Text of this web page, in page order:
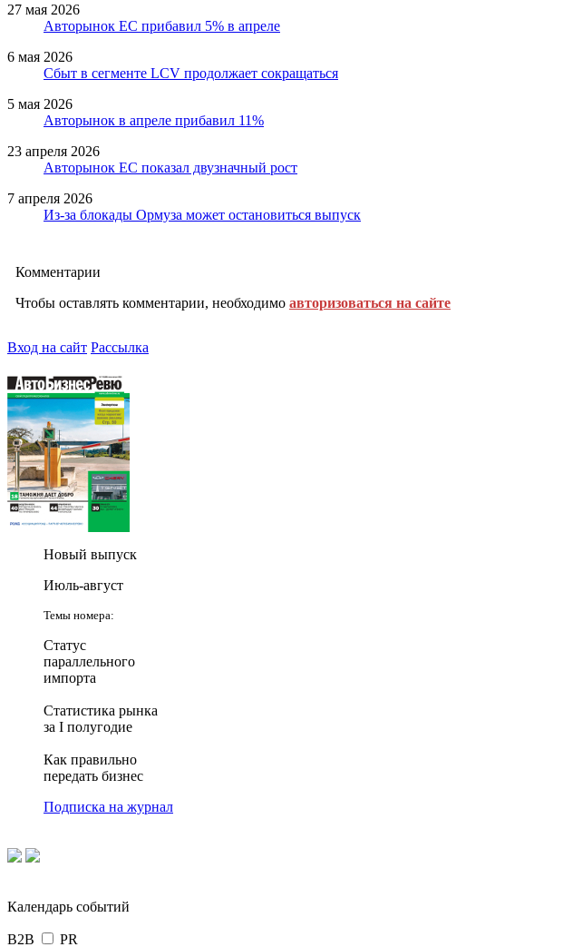
27 мая 2026
Авторынок ЕС прибавил 5% в апреле
6 мая 2026
Сбыт в сегменте LCV продолжает сокращаться
5 мая 2026
Авторынок в апреле прибавил 11%
23 апреля 2026
Авторынок ЕС показал двузначный рост
7 апреля 2026
Из-за блокады Ормуза может остановиться выпуск
Комментарии
Чтобы оставлять комментарии, необходимо авторизоваться на сайте
Вход на сайт Рассылка
Новый выпуск
Июль-август
Темы номера:
Статус
параллельного
импорта
Статистика рынка
за I полугодие
Как правильно
передать бизнес
Подписка на журнал
Календарь событий
B2B PR